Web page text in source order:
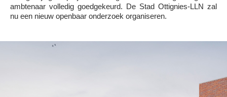
ambtenaar volledig goedgekeurd. De Stad Ottignies-LLN zal
nu een nieuw openbaar onderzoek organiseren.